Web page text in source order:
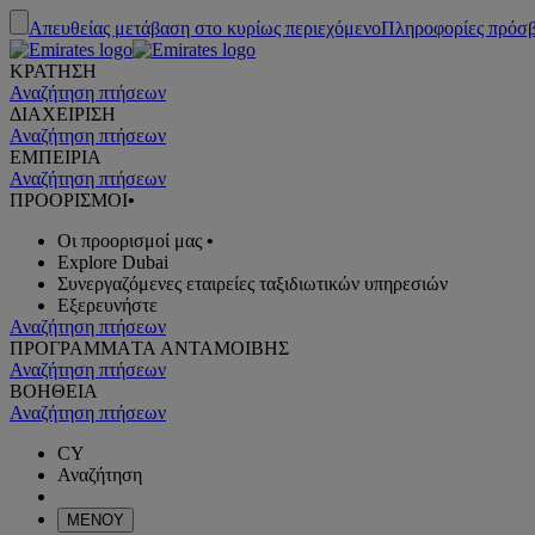
Απευθείας μετάβαση στο κυρίως περιεχόμενοΠληροφορίες
ΚΡΑΤΗΣΗ
Αναζήτηση πτήσεων
ΔΙΑΧΕΙΡΙΣΗ
Αναζήτηση πτήσεων
ΕΜΠΕΙΡΙΑ
Αναζήτηση πτήσεων
ΠΡΟΟΡΙΣΜΟΙ•
Οι προορισμοί μας •
Explore Dubai
Συνεργαζόμενες εταιρείες ταξιδιωτικών υπηρεσιών
Εξερευνήστε
Αναζήτηση πτήσεων
ΠΡΟΓΡΑΜΜΑTA ΑΝΤΑΜΟΙΒΗΣ
Αναζήτηση πτήσεων
ΒΟΗΘΕΙΑ
Αναζήτηση πτήσεων
CY
Αναζήτηση
ΜΕΝΟΥ